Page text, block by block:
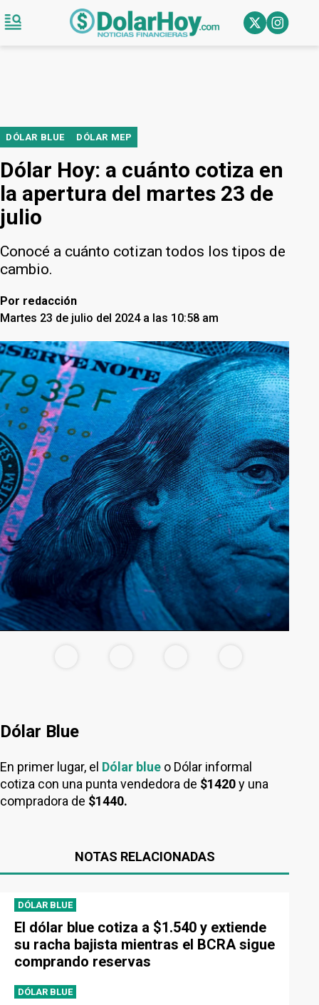
DÓLAR BLUE DÓLAR MEP
Dólar Hoy: a cuánto cotiza en
la apertura del martes 23 de
julio
Conocé a cuánto cotizan todos los tipos de
cambio.
Por redacción
Martes 23 de julio del 2024 a las 10:58 am
Dólar Blue
En primer lugar, el Dólar blue o Dólar informal
cotiza con una punta vendedora de $1420y una
compradora de $1440.
NOTAS RELACIONADAS
DÓLAR BLUE
El dólar blue cotiza a $1.540 y extiende
su racha bajista mientras el BCRA sigue
comprando reservas
DÓLAR BLUE